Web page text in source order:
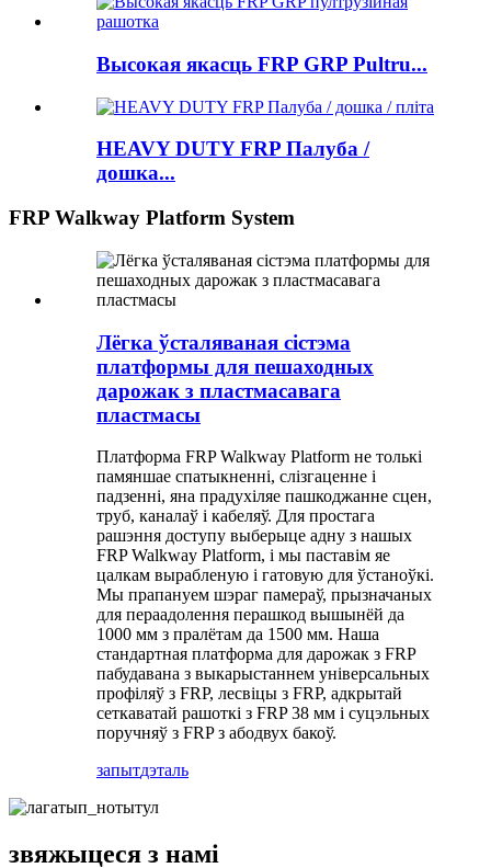
Высокая якасць FRP GRP Pultru...
HEAVY DUTY FRP Палуба /
дошка...
FRP Walkway Platform System
Лёгка ўсталяваная сістэма
платформы для пешаходных
дарожак з пластмасавага
пластмасы
Платформа FRP Walkway Platform не толькі
памяншае спатыкненні, слізгаценне і
падзенні, яна прадухіляе пашкоджанне сцен,
труб, каналаў і кабеляў. Для простага
рашэння доступу выберыце адну з нашых
FRP Walkway Platform, і мы паставім яе
цалкам вырабленую і гатовую для ўстаноўкі.
Мы прапануем шэраг памераў, прызначаных
для пераадолення перашкод вышынёй да
1000 мм з пралётам да 1500 мм. Наша
стандартная платформа для дарожак з FRP
пабудавана з выкарыстаннем універсальных
профіляў з FRP, лесвіцы з FRP, адкрытай
сеткаватай рашоткі з FRP 38 мм і суцэльных
поручняў з FRP з абодвух бакоў.
запытдэталь
звяжыцеся з намі